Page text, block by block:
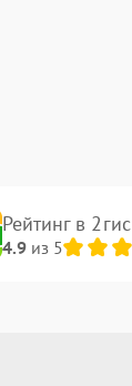
Рейтинг в 2гис
4.9из 5